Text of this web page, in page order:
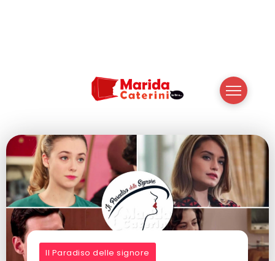
Il Paradiso delle signore